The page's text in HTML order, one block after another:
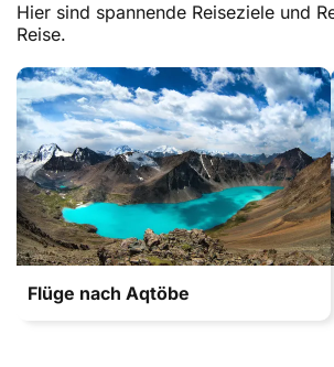
Hier sind spannende Reiseziele und
Reise.
Flüge nach Aqtöbe